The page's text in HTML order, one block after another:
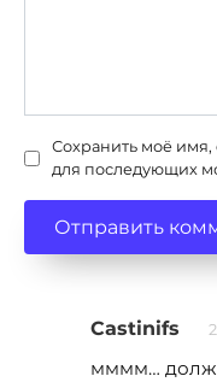
Сохранить моё имя,
для последующих
Castinifs
мммм…